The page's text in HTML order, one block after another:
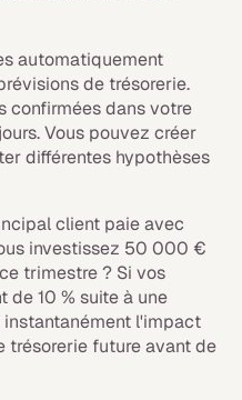
automatiquement
de trésorerie.
confirmées dans votre
Vous pouvez créer
différentes hypothèses
client paie avec
investissez 50 000 €
trimestre ? Si vos
de 10 % suite à une
l'impact
trésorerie future avant de